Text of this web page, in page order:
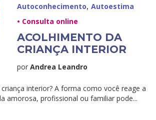
Autoconhecimento, Autoestima
• Consulta online
ACOLHIMENTO DA
CRIANÇA INTERIOR
por Andrea Leandro
interior? A forma como você reage a
amorosa, profissional ou familiar pode...